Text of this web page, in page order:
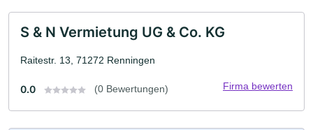
S & N Vermietung UG & Co. KG
Raitestr. 13, 71272 Renningen
0.0 (0 Bewertungen) Firma bewerten